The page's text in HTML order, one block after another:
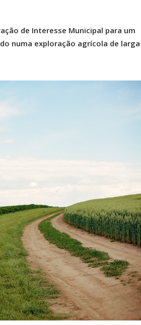
de Interesse Municipal para um
numa exploração agrícola de larga